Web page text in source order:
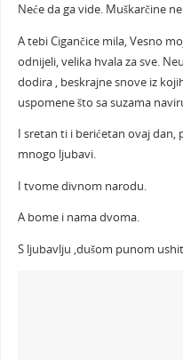
Neće da ga vide. Muškarčine
A tebi Cigančice mila, Vesno
odnijeli, velika hvala za sve.
dodira , beskrajne snove iz
uspomene što sa suzama
I sretan ti i berićetan ovaj dan,
mnogo ljubavi.
I tvome divnom narodu.
A bome i nama dvoma.
S ljubavlju ,dušom punom